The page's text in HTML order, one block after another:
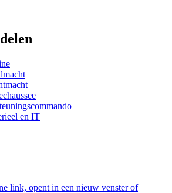
en IT
link, opent in een nieuw venster of